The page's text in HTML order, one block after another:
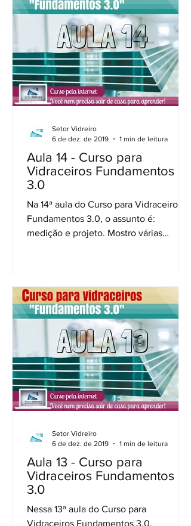
Aula 14 - Curso para
Vidraceiros Fundamentos
3.0
Na 14ª aula do Curso para Vidraceiros
Fundamentos 3.0, o assunto é:
medição e projeto. Mostro várias
Setor Vidreiro
6 de dez. de 2019
1 min de leitura
Aula 13 - Curso para
Vidraceiros Fundamentos
3.0
Nessa 13ª aula do Curso para
Vidraceiros Fundamentos 3.0,
Setor Vidreiro
6 de dez. de 2019
1 min de leitura